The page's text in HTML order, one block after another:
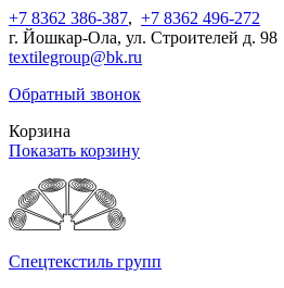
+7 8362 386-387, +7 8362 496-272
г. Йошкар-Ола, ул. Строителей д. 98
textilegroup@bk.ru
Обратный звонок
Корзина
Показать корзину
Спецтекстиль групп